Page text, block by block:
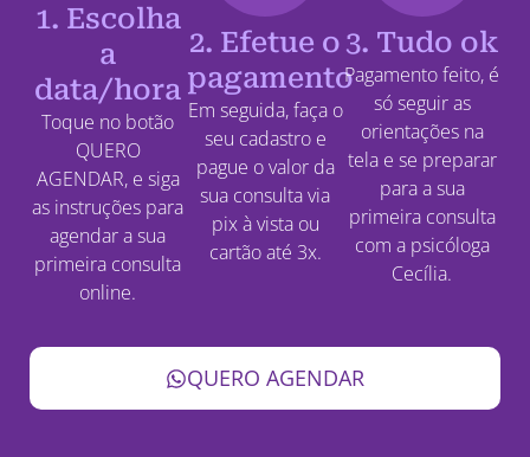
1. Escolha
a
data/hora
Toque no botão
QUERO
AGENDAR, e siga
as instruções para
agendar a sua
primeira consulta
online.
2. Efetue o
pagamento
Em seguida, faça o
seu cadastro e
pague o valor da
sua consulta via
pix à vista ou
cartão até 3x.
3. Tudo ok
Pagamento feito, é
só seguir as
orientações na
tela e se preparar
para a sua
primeira consulta
com a psicóloga
Cecília.
QUERO AGENDAR